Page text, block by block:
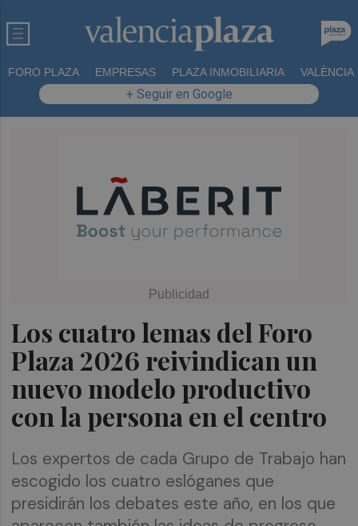
FORO PLAZA EMPRESAS PLAZA INMOBILIARIA VALÈNCIA
+ Seguir en Google
Los cuatro lemas del Foro
Plaza 2026 reivindican un
nuevo modelo productivo
con la persona en el centro
Los expertos de cada Grupo de Trabajo han
escogido los cuatro eslóganes que
presidirán los debates este año, en los que